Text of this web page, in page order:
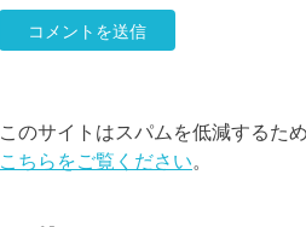
このサイトはスパムを低減するた
こちらをご覧ください。